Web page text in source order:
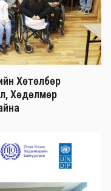
Хөтөлбөр
Хөдөлмөр